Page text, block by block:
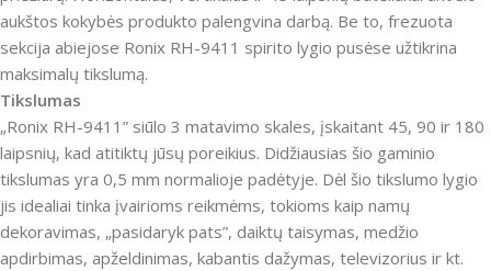
aukštos kokybės produkto palengvina darbą. Be to, frezuota
sekcija abiejose Ronix RH-9411 spirito lygio pusėse užtikrina
maksimalų tikslumą.
Tikslumas
„Ronix RH-9411” siūlo 3 matavimo skales, įskaitant 45, 90 ir 180
laipsnių, kad atitiktų jūsų poreikius. Didžiausias šio gaminio
tikslumas yra 0,5 mm normalioje padėtyje. Dėl šio tikslumo lygio
jis idealiai tinka įvairioms reikmėms, tokioms kaip namų
dekoravimas, „pasidaryk pats”, daiktų taisymas, medžio
apdirbimas, apželdinimas, kabantis dažymas, televizorius ir kt.